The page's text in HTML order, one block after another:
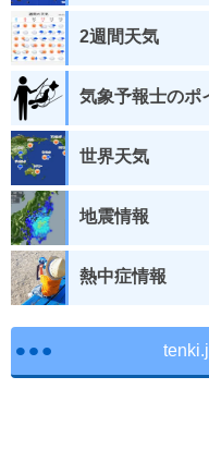
2週間天気
気象予報士のポ
世界天気
地震情報
熱中症情報